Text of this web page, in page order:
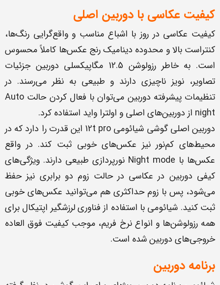
کیفیت عکاسی با دوربین اصلی
کیفیت عکاسی در روز با اشباع مناسب و واقع‌گرایی رنگ‌ها،
کنتراست بالا و محدوده دینامیک رنج عکس‌ها کاملاً محسوس
است. به خاطر رزولوشن 12.5 مگاپیکسلی دوربین جزئیات
تصاویر، نویز ناچیزی دارند و طبیعی به نظر می‌رسند. در
تنظیمات پیشرفته دوربین می‌توان با فعال کردن حالت Auto
night از دوربین‌های اصلی و اولترا واید استفاده کرد.
دوربین اصلی گوشی شیائومی 12t pro این قدرت را دارد که در
محیط‌های کم‌نور نیز عکس‌های خوبی ثبت کند. در واقع
عکس‌ها با Night mode نورپردازی طبیعی دارند. ویژگی‌های
کیفی دوربین در عکاسی در حالت زوم دو برابری نیز حفظ
می‌شود، پس با زوم حداکثری هم می‌توانید عکس‌های خوبی
ثبت کنید. شیائومی با استفاده از فناوری لرزشگیر اپتیکال برای
همه رزولوشن‌ها و انواع نرخ فریم، موجب کیفیت فوق العاده
خروجی‌های دوربین شده است.
برنامه دوربین